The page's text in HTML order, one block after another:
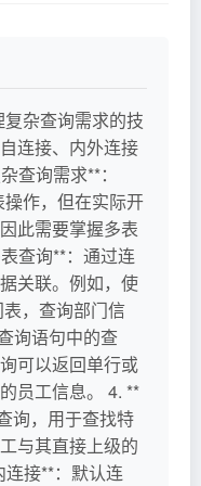
杂查询需求的技
连接、内外连接
查询需求**：
作，但在实际开
此需要掌握多表
查询**：通过连
关联。例如，使
，查询部门信
询语句中的查
可以返回单行或
员工信息。 4. **
询，用于查找特
与其直接上级的
连接**：默认连